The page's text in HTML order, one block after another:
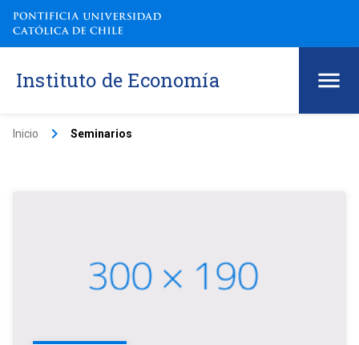
Instituto de Economía
Inicio keyboard_arrow_right Seminarios